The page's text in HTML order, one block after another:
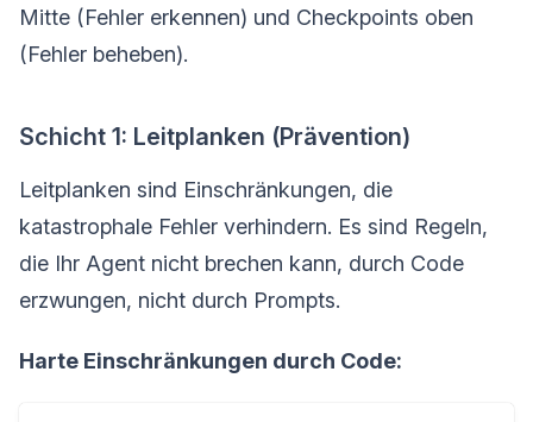
Mitte (Fehler erkennen) und Checkpoints oben
(Fehler beheben).
Schicht 1: Leitplanken (Prävention)
Leitplanken sind Einschränkungen, die
katastrophale Fehler verhindern. Es sind Regeln,
die Ihr Agent nicht brechen kann, durch Code
erzwungen, nicht durch Prompts.
Harte Einschränkungen durch Code: